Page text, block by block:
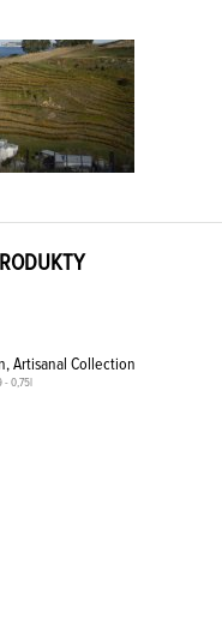
Artisanal Collection
- 0,75l